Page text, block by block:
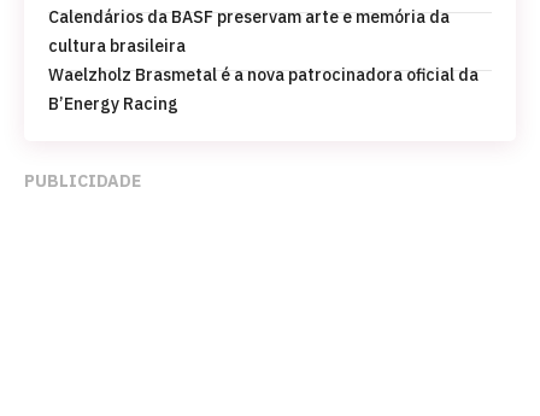
Calendários da BASF preservam arte e memória da
cultura brasileira
Waelzholz Brasmetal é a nova patrocinadora oficial da
B’Energy Racing
PUBLICIDADE